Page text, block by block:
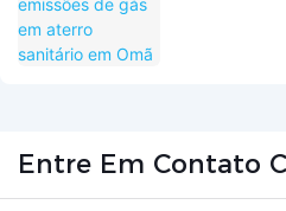
Entre Em Contato